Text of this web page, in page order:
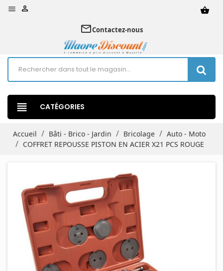
 shopping_basket

mail_outlineContactez-nous
view_headline CATÉGORIES
Accueil Bâti - Brico - Jardin Bricolage
Auto - Moto
COFFRET REPOUSSE PISTON EN ACIER X21 PCS ROUGE